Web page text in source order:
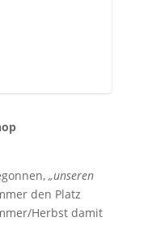
„unseren
den Platz
Herbst damit